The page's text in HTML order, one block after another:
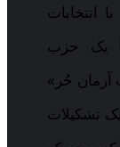
انتخابات
یک حزب
آرمان حُر»
تشکیلات